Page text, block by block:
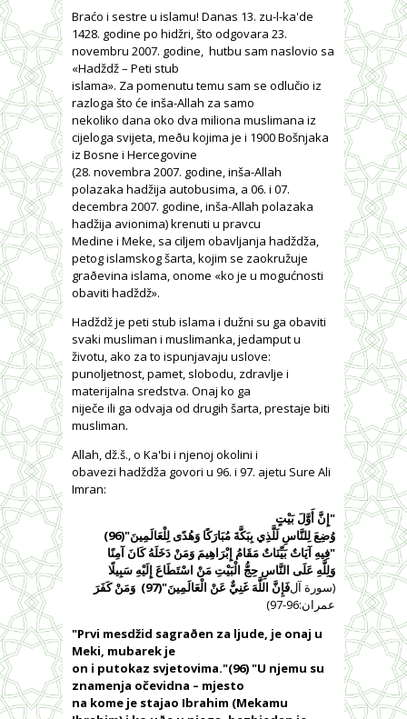
Braćo i sestre u islamu! Danas 13. zu-l-ka'de
1428. godine po hidžri, što odgovara 23.
novembru 2007. godine, hutbu sam naslovio sa
«Hadždž – Peti stub
islama». Za pomenutu temu sam se odlučio iz
razloga što će inša-Allah za samo
nekoliko dana oko dva miliona muslimana iz
cijeloga svijeta,meðu kojima je i 1900 Bošnjaka
iz Bosne i Hercegovine
(28. novembra 2007. godine, inša-Allah
polazaka hadžija autobusima, a 06. i 07.
decembra 2007. godine, inša-Allah polazaka
hadžija avionima) krenuti u pravcu
Medine i Meke, sa ciljem obavljanja hadždža,
petog islamskog šarta, kojim se zaokružuje
graðevina islama, onome «ko je u mogućnosti
obaviti hadždž».
Hadždž je peti stub islama i dužni su ga obaviti
svaki musliman i muslimanka, jedamput u
životu, ako za to ispunjavaju uslove:
punoljetnost, pamet, slobodu, zdravlje i
materijalna sredstva. Onaj ko ga
niječe ili ga odvaja od drugih šarta, prestaje biti
musliman.
Allah, dž.š., o Ka'bi i njenoj okolini i
obavezi hadždža govori u 96. i 97. ajetu Sure Ali
Imran:
"إِنَّ أَوَّلَ بَيْتٍ
وُضِعَ لِلنَّاسِ لَلَّذِي بِبَكَّةَ مُبَارَكًا وَهُدًى لِلْعَالَمِينَ"(96)
"فِيهِ آيَاتٌ بَيِّنَاتٌ مَقَامُ إِبْرَاهِيمَ وَمَنْ دَخَلَهُ كَانَ آمِنًا
وَلِلَّهِ عَلَى النَّاسِ حِجُّ الْبَيْتِ مَنْ اسْتَطَاعَ إِلَيْهِ سَبِيلًا
وَمَنْ كَفَرَ
فَإِنَّ اللَّهَ غَنِيٌّ عَنْ الْعَالَمِينَ"(97)(سورة آل
عمران:96-97)
"Prvi mesdžid sagraðen za ljude, je onaj u
Meki, mubarek je
on i putokaz svjetovima."(96) "U njemu su
znamenja očevidna – mjesto
na kome je stajao Ibrahim (Mekamu